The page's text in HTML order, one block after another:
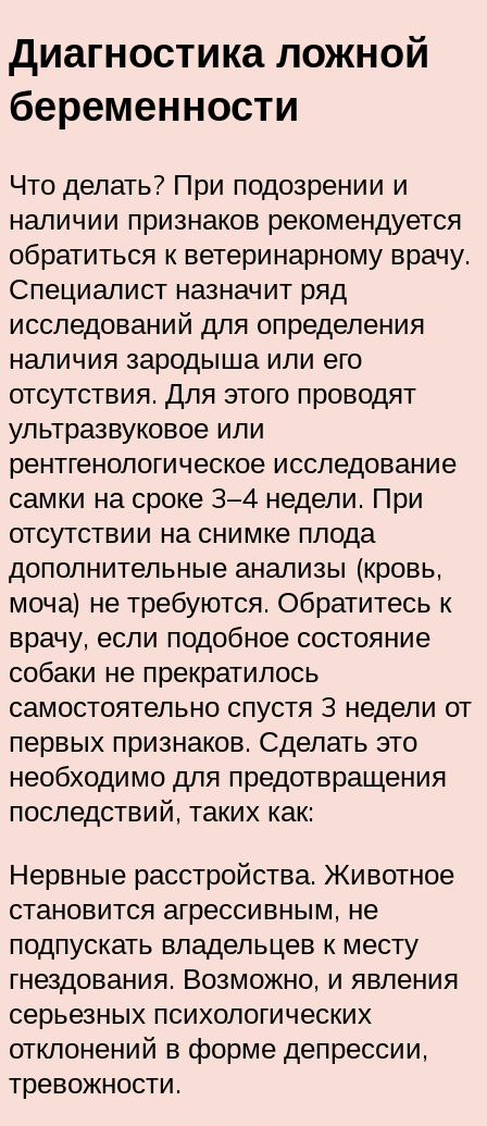
Диагностика ложной
беременности
Что делать? При подозрении и
наличии признаков рекомендуется
обратиться к ветеринарному врачу.
Специалист назначит ряд
исследований для определения
наличия зародыша или его
отсутствия. Для этого проводят
ультразвуковое или
рентгенологическое исследование
самки на сроке 3–4 недели. При
отсутствии на снимке плода
дополнительные анализы (кровь,
моча) не требуются. Обратитесь к
врачу, если подобное состояние
собаки не прекратилось
самостоятельно спустя 3 недели от
первых признаков. Сделать это
необходимо для предотвращения
последствий, таких как:
Нервные расстройства. Животное
становится агрессивным, не
подпускать владельцев к месту
гнездования. Возможно, и явления
серьезных психологических
отклонений в форме депрессии,
тревожности.